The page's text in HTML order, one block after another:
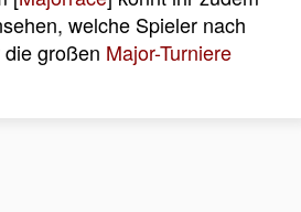
welche Spieler nach
großen Major-Turniere